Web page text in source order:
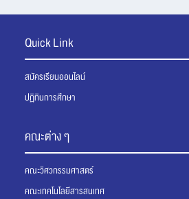
Quick Link
สมัครเรียนออนไลน์
ปฏิทินการศึกษา
คณะต่าง ๆ
คณะวิศวกรรมศาสตร์
คณะเทคโนโลยีสารสนเทศ